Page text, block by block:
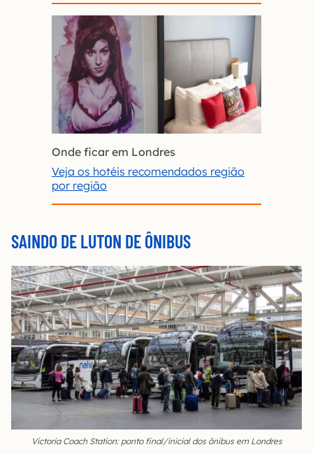
Onde ficar em Londres
Veja os hotéis recomendados região
por região
SAINDO DE LUTON DE ÔNIBUS
Victoria Coach Station: ponto final/inicial dos ônibus em Londres